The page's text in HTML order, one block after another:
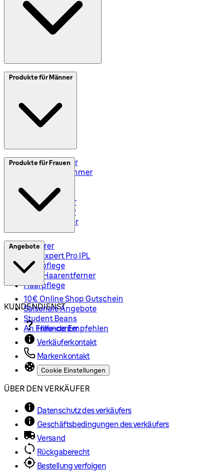
Meine Daten (AT)
SplitIt
Produkte für Männer
Elektrorasierer
Styler und Trimmer
Rasiersets
Rasierzubehör
Body Groomer
Haarschneider
Produkte für Frauen
Epilierer
Silk-Expert Pro IPL
Hautpflege
Mini-Haarentferner
Haarpflege
Angebote
10€ Online Shop Gutschein
Saisonale Angebote
Student Beans
An Freunde Empfehlen
KUNDENDIENST
Hilfe-center
Verkäuferkontakt
Markenkontakt
Cookie Einstellungen
ÜBER DEN VERKÄUFER
Datenschutz des verkäufers
Geschäftsbedingungen des verkäufers
Versand
Rückgaberecht
Bestellung verfolgen